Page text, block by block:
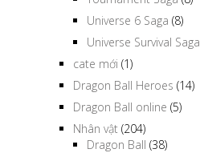
Universe 6 Saga (8)
Universe Survival Saga
cate mới (1)
Dragon Ball Heroes (14)
Dragon Ball online (5)
Nhân vật (204)
Dragon Ball (38)